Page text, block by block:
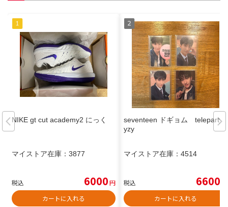
NIKE gt cut academy2 にっく
マイストア在庫： 3877
税込 6000円
カートに入れる
seventeen ドギョム teleparty
yzy
マイストア在庫： 4514
税込 6600
カートに入れる